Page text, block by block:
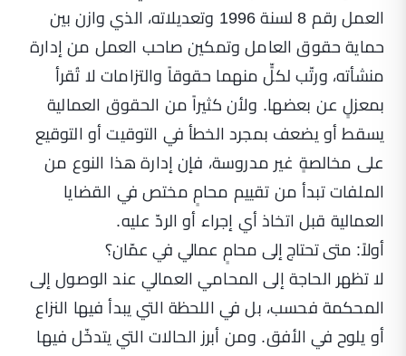
العمل رقم 8 لسنة 1996 وتعديلاته، الذي وازن بين
حماية حقوق العامل وتمكين صاحب العمل من إدارة
منشأته، ورتّب لكلٍّ منهما حقوقاً والتزامات لا تُقرأ
بمعزلٍ عن بعضها. ولأن كثيراً من الحقوق العمالية
يسقط أو يضعف بمجرد الخطأ في التوقيت أو التوقيع
على مخالصةٍ غير مدروسة، فإن إدارة هذا النوع من
الملفات تبدأ من تقييم محامٍ مختص في القضايا
العمالية قبل اتخاذ أي إجراء أو الردّ عليه.
أولاً: متى تحتاج إلى محامٍ عمالي في عمّان؟
لا تظهر الحاجة إلى المحامي العمالي عند الوصول إلى
المحكمة فحسب، بل في اللحظة التي يبدأ فيها النزاع
أو يلوح في الأفق. ومن أبرز الحالات التي يتدخّل فيها